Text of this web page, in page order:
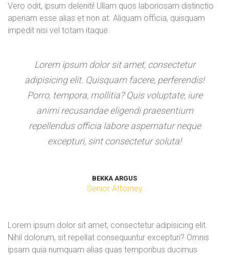
Vero odit, ipsum deleniti! Ullam quos laboriosam distinctio
aperiam esse alias et non at. Aliquam officia, quisquam
impedit nisi vel totam itaque.
Lorem ipsum dolor sit amet, consectetur
adipisicing elit. Quisquam facere, perferendis!
Porro, tempora, mollitia? Quis voluptate, iure
animi recusandae eligendi praesentium
repellendus officia labore aspernatur neque
excepturi, sint consectetur soluta!
BEKKA ARGUS
Senior Attorney
Lorem ipsum dolor sit amet, consectetur adipisicing elit.
Nihil dolorum, sit repellat consequuntur excepturi? Omnis
ipsam quia numquam alias quas temporibus ducimus